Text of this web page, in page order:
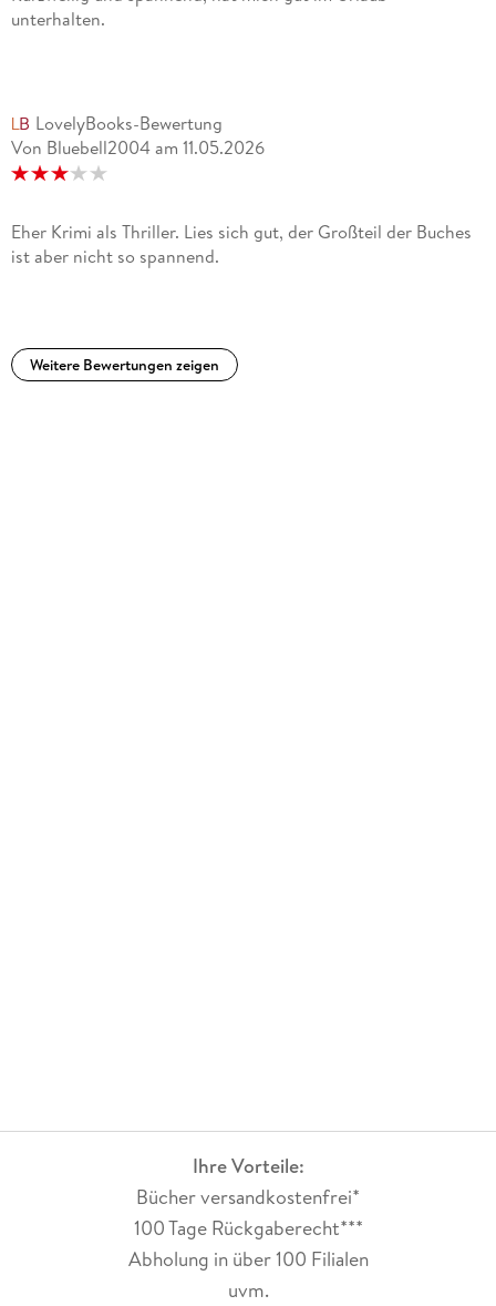
unterhalten.
LovelyBooks-Bewertung
Von Bluebell2004 am 11.05.2026
Eher Krimi als Thriller. Lies sich gut, der Großteil der Buches
ist aber nicht so spannend.
Weitere Bewertungen zeigen
Ihre Vorteile:
Bücher versandkostenfrei*
100 Tage Rückgaberecht***
Abholung in über 100 Filialen
uvm.